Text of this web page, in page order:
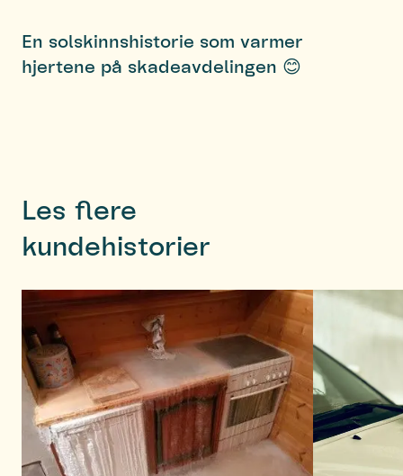
En solskinnshistorie som varmer
hjertene på skadeavdelingen 😊
Les flere
kundehistorier